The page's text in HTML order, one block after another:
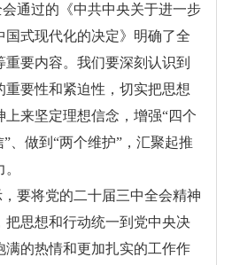
通过的《中共中央关于进一步
国式现代化的决定》明确了全
要内容。我们要深刻认识到
重要性和紧迫性，切实把思想
上来坚定理想信念，增强“四个
、做到“两个维护”，汇聚起推
要将党的二十届三中全会精神
把思想和行动统一到党中央决
满的热情和更加扎实的工作作